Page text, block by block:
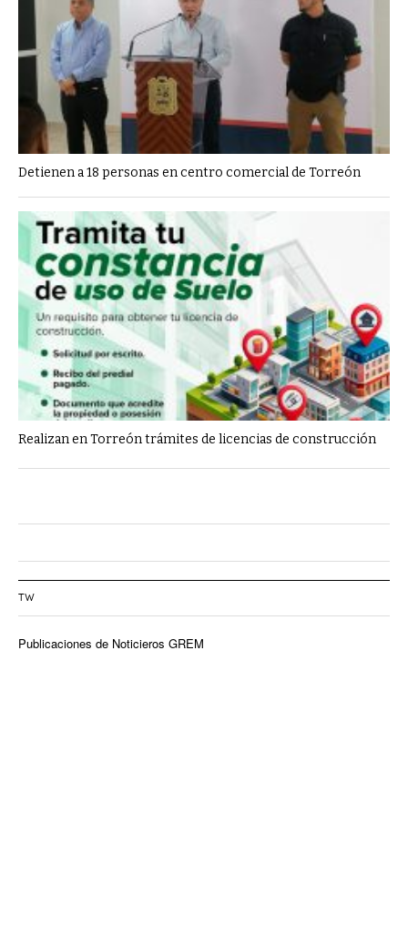
Detienen a 18 personas en centro comercial de Torreón
Realizan en Torreón trámites de licencias de construcción
TW
Publicaciones de Noticieros GREM